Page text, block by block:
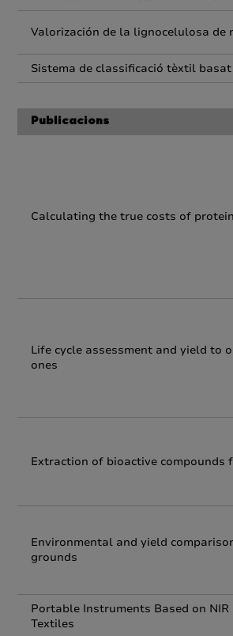
Valorización de la lignocelulosa de
Sistema de classificació tèxtil
Publicacions
Calculating the true costs of
Life cycle assessment and yield to
ones
Extraction of bioactive compounds
Environmental and yield
grounds
Portable Instruments Based on
Textiles